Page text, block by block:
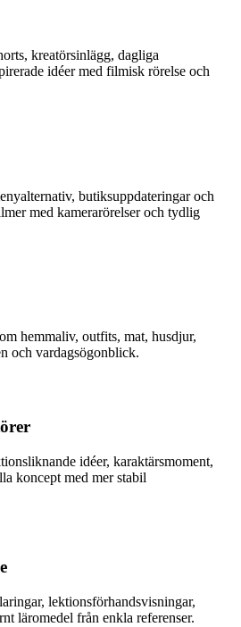
kreatörsinlägg, dagliga
idéer med filmisk rörelse och
butiksuppdateringar och
med kamerarörelser och tydlig
hemmaliv, outfits, mat, husdjur,
och vardagsögonblick.
idéer, karaktärsmoment,
koncept med mer stabil
lektionsförhandsvisningar,
läromedel från enkla referenser.